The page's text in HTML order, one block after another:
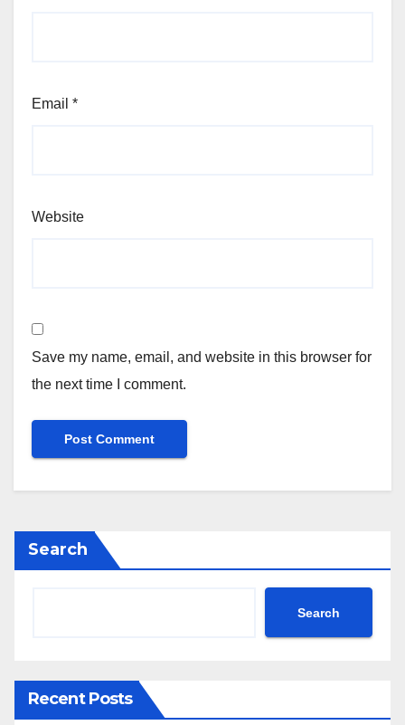
Email *
Website
Save my name, email, and website in this browser for
the next time I comment.
Search
Search
Recent Posts